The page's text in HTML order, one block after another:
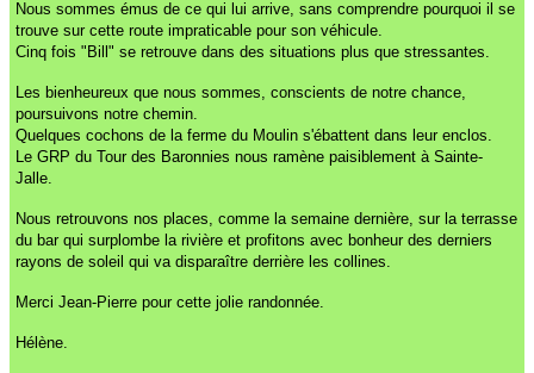
Nous sommes émus de ce qui lui arrive, sans comprendre pourquoi il se
trouve sur cette route impraticable pour son véhicule.
Cinq fois "Bill" se retrouve dans des situations plus que stressantes.
Les bienheureux que nous sommes, conscients de notre chance,
poursuivons notre chemin.
Quelques cochons de la ferme du Moulin s'ébattent dans leur enclos.
Le GRP du Tour des Baronnies nous ramène paisiblement à Sainte-
Jalle.
Nous retrouvons nos places, comme la semaine dernière, sur la terrasse
du bar qui surplombe la rivière et profitons avec bonheur des derniers
rayons de soleil qui va disparaître derrière les collines.
Merci Jean-Pierre pour cette jolie randonnée.
Hélène.